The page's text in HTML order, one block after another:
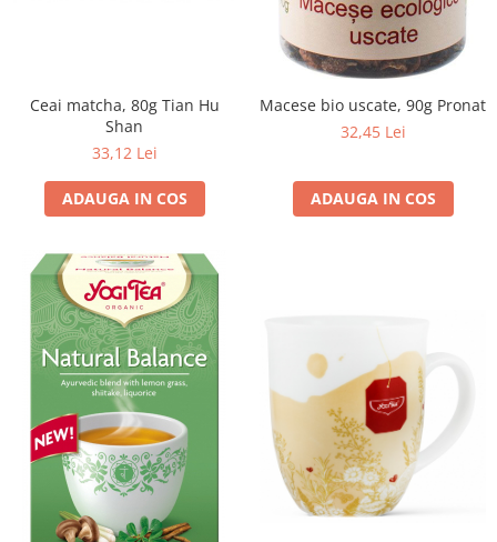
Ceai matcha, 80g Tian Hu
Shan
33,12 Lei
ADAUGA IN COS
Macese bio uscate, 90g Pronat
32,45 Lei
ADAUGA IN COS